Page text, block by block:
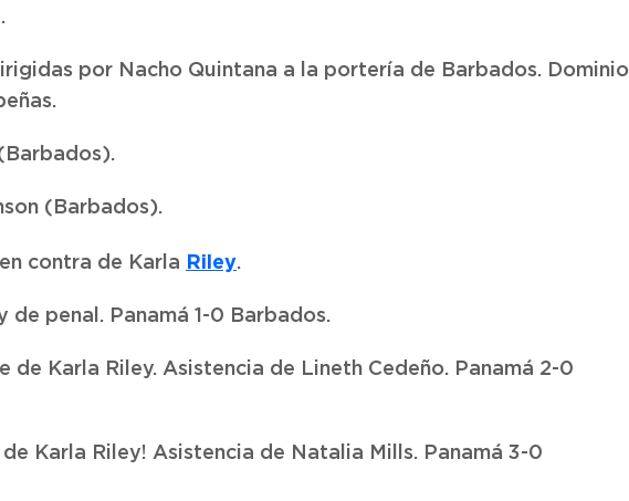
por Nacho Quintana a la portería de Barbados. Dominio
(Barbados).
contra de Karla Riley.
de penal. Panamá 1-0 Barbados.
de Karla Riley. Asistencia de Lineth Cedeño. Panamá 2-0
Karla Riley! Asistencia de Natalia Mills. Panamá 3-0